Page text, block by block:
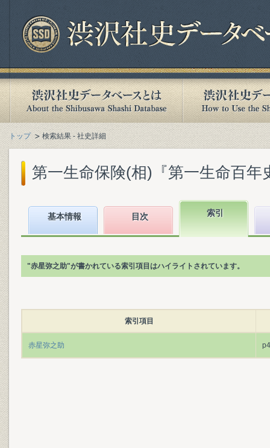
トップ 検索結果 - 社史詳細
第一生命保険(相)『第一生命百年
基本情報 目次 索引
"赤星弥之助"が書かれている索引項目はハイライトされています。
索引項目
赤星弥之助